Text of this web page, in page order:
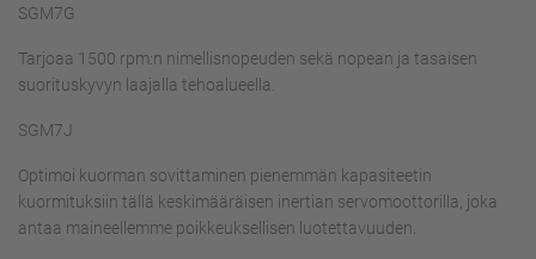
SGM7G
Tarjoaa 1500 rpm:n nimellisnopeuden sekä nopean ja tasaisen
suorituskyvyn laajalla tehoalueella.
SGM7J
Optimoi kuorman sovittaminen pienemmän kapasiteetin
kuormituksiin tällä keskimääräisen inertian servomoottorilla, joka
antaa maineellemme poikkeuksellisen luotettavuuden.